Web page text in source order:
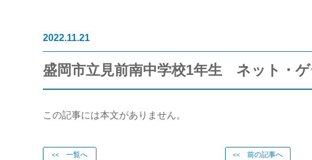
2022.11.21
盛岡市立見前南中学校1年生 ネット・ゲ
この記事には本文がありません。
<< 前の記事へ
<< 一覧へ